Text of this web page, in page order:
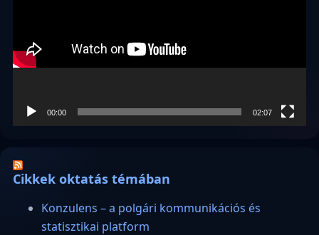
00:00 02:07
Cikkek oktatás témában
Konzulens – a polgári kommunikációs és
statisztikai platform